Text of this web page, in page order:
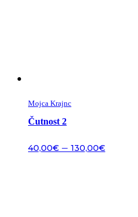
Mojca Krajnc
Čutnost 2
40,00€ – 130,00€